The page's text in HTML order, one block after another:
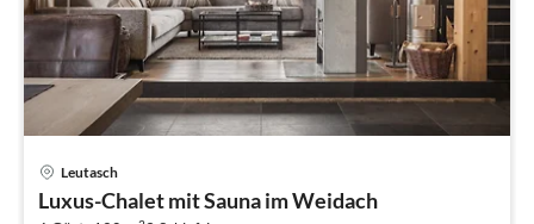
Leutasch
Luxus-Chalet mit Sauna im Weidach